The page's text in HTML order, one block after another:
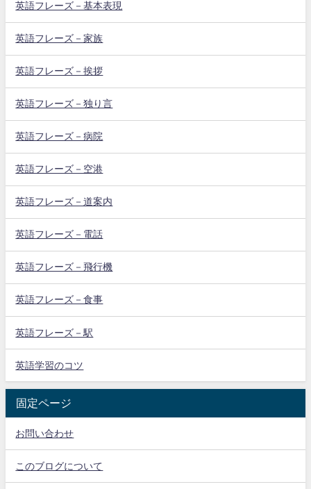
英語フレーズ－基本表現
英語フレーズ－家族
英語フレーズ－挨拶
英語フレーズ－独り言
英語フレーズ－病院
英語フレーズ－空港
英語フレーズ－道案内
英語フレーズ－電話
英語フレーズ－飛行機
英語フレーズ－食事
英語フレーズ－駅
英語学習のコツ
固定ページ
お問い合わせ
このブログについて